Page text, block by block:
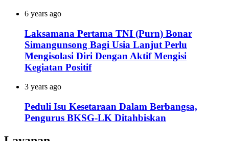
6 years ago
Laksamana Pertama TNI (Purn) Bonar
Simangunsong Bagi Usia Lanjut Perlu
Mengisolasi Diri Dengan Aktif Mengisi
Kegiatan Positif
3 years ago
Peduli Isu Kesetaraan Dalam Berbangsa,
Pengurus BKSG-LK Ditahbiskan